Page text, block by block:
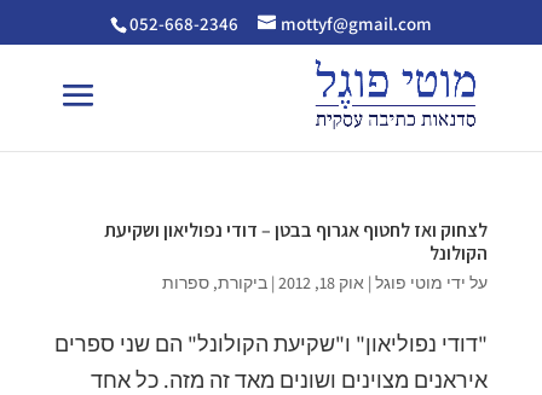
052-668-2346 mottyf@gmail.com
לצחוק ואז לחטוף אגרוף בבטן – דודי נפוליאון ושקיעת
הקולונל
על ידי מוטי פוגל| אוק 18, 2012 | ביקורת, ספרות
"דודי נפוליאון" ו"שקיעת הקולונל" הם שני ספרים
איראנים מצוינים ושונים מאד זה מזה. כל אחד